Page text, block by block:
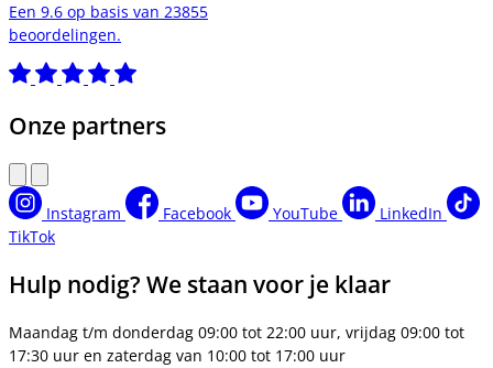
Een 9.6 op basis van 23855
beoordelingen.
Onze partners
Instagram Facebook YouTube
LinkedIn
TikTok
Hulp nodig? We staan voor je klaar
Maandag t/m donderdag 09:00 tot 22:00 uur, vrijdag 09:00 tot
17:30 uur en zaterdag van 10:00 tot 17:00 uur